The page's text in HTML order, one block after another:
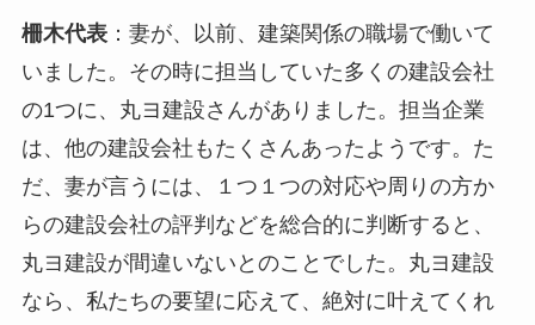
柵木代表：妻が、以前、建築関係の職場で働いて
いました。その時に担当していた多くの建設会社
の1つに、丸ヨ建設さんがありました。担当企業
は、他の建設会社もたくさんあったようです。た
だ、妻が言うには、１つ１つの対応や周りの方か
らの建設会社の評判などを総合的に判断すると、
丸ヨ建設が間違いないとのことでした。丸ヨ建設
なら、私たちの要望に応えて、絶対に叶えてくれ